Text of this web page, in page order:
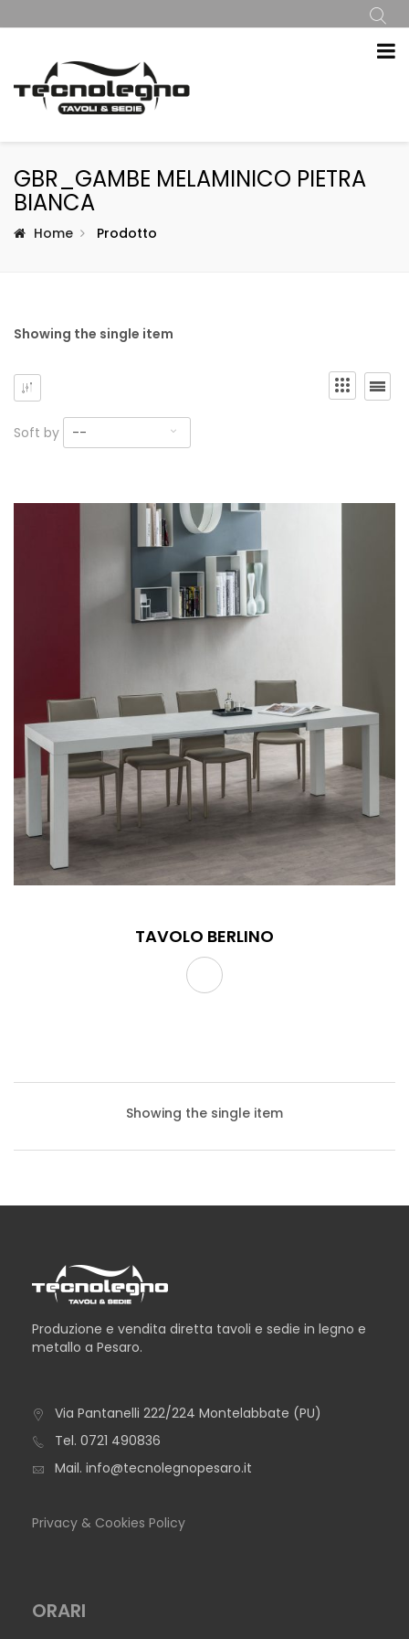
GBR_GAMBE MELAMINICO PIETRA
BIANCA
Home Prodotto
Showing the single item
Soft by --
TAVOLO BERLINO
TAVOLO BERLINO
Showing the single item
Produzione e vendita diretta tavoli e sedie in legno e
metallo a Pesaro.
Via Pantanelli 222/224 Montelabbate (PU)
Tel. 0721 490836
Mail. info@tecnolegnopesaro.it
Privacy & Cookies Policy
ORARI